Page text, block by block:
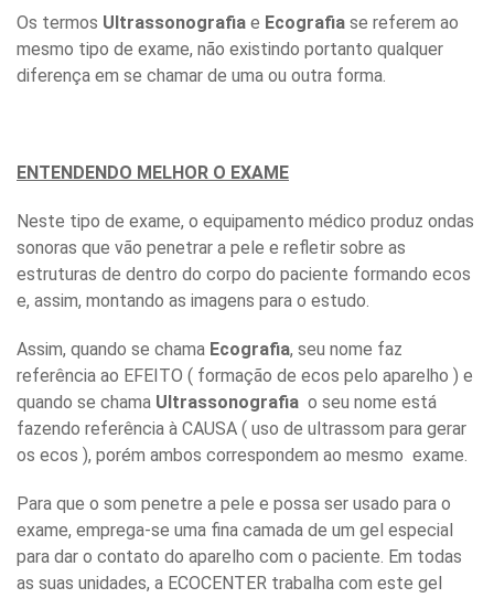
Os termos Ultrassonografia e Ecografia se referem ao
mesmo tipo de exame, não existindo portanto qualquer
diferença em se chamar de uma ou outra forma.
ENTENDENDO MELHOR O EXAME
Neste tipo de exame, o equipamento médico produz ondas
sonoras que vão penetrar a pele e refletir sobre as
estruturas de dentro do corpo do paciente formando ecos
e, assim, montando as imagens para o estudo.
Assim, quando se chama Ecografia, seu nome faz
referência ao EFEITO ( formação de ecos pelo aparelho ) e
quando se chama Ultrassonografia o seu nome está
fazendo referência à CAUSA ( uso de ultrassom para gerar
os ecos ), porém ambos correspondem ao mesmo exame.
Para que o som penetre a pele e possa ser usado para o
exame, emprega-se uma fina camada de um gel especial
para dar o contato do aparelho com o paciente. Em todas
as suas unidades, a ECOCENTER trabalha com este gel